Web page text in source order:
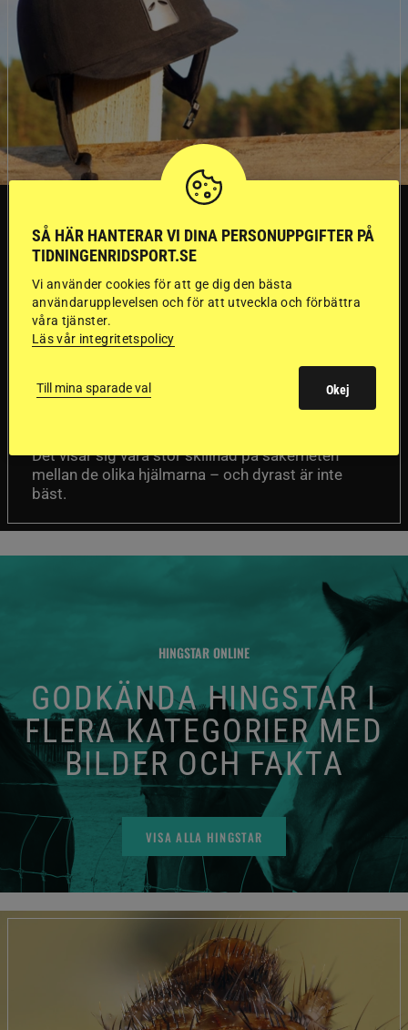
Dyraste
ridhjälmarna blev
sämst i test
Stort test av ridhjälmar
Det visar sig vara stor skillnad på säkerheten
mellan de olika hjälmarna – och dyrast är inte
bäst.
HINGSTAR ONLINE
GODKÄNDA HINGSTAR I
FLERA KATEGORIER MED
BILDER OCH FAKTA
VISA ALLA HINGSTAR
SÅ HÄR HANTERAR VI DINA PERSONUPPGIFTER PÅ
TIDNINGENRIDSPORT.SE
Vi använder cookies för att ge dig den bästa
användarupplevelsen och för att utveckla och förbättra
våra tjänster.
Läs vår integritetspolicy
Till mina sparade val Okej